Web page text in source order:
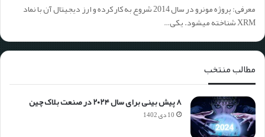
معرفی: پروژه مونرو در سال 2014 شروع به کار کرده و ارز دیجیتال آن با نماد
XRM شناخته میشود. یکی…
مطالب منتخب
۸ پیش بینی برای سال ۲۰۲۴ در صنعت بلاک چین
10 دی 1402